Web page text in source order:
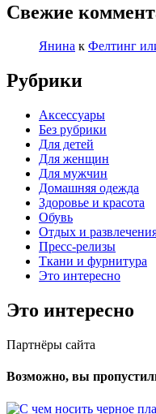
Свежие
Янина к Фелтинг
Рубрики
Аксессуары
Без рубрики
Для детей
Для женщин
Для мужчин
Домашняя одежда
Здоровье и красота
Обувь
Отдых и
Пресс-релизы
Ткани и фурнитура
Это интересно
Это интересно
Партнёры сайта
Возможно, вы